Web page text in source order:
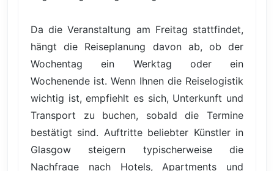
Da die Veranstaltung am Freitag stattfindet,
hängt die Reiseplanung davon ab, ob der
Wochentag ein Werktag oder ein
Wochenende ist. Wenn Ihnen die Reiselogistik
wichtig ist, empfiehlt es sich, Unterkunft und
Transport zu buchen, sobald die Termine
bestätigt sind. Auftritte beliebter Künstler in
Glasgow steigern typischerweise die
Nachfrage nach Hotels, Apartments und